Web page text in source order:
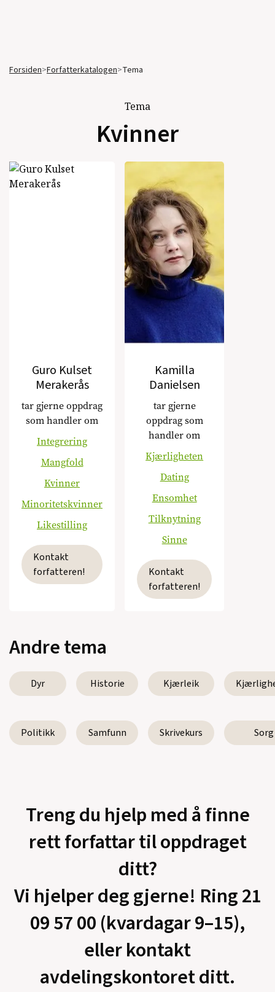
Forsiden>Forfatterkatalogen>Tema
Tema
Kvinner
Guro Kulset
Merakerås
tar gjerne oppdrag
som handler om
Integrering
Mangfold
Kvinner
Minoritetskvinner
Likestilling
Kontakt
forfatteren!
Kamilla
Danielsen
tar gjerne
oppdrag som
handler om
Kjærligheten
Dating
Ensomhet
Tilknytning
Sinne
Kontakt
forfatteren!
Andre tema
Dyr Historie Kjærleik
Politikk Samfunn Skrivekurs Sorg
Treng du hjelp med å finne
rett forfattar til oppdraget
ditt?
Vi hjelper deg gjerne! Ring 21
09 57 00 (kvardagar 9–15),
eller kontakt
avdelingskontoret ditt.